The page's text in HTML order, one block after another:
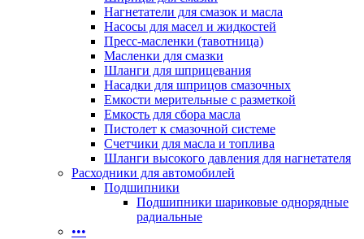
Нагнетатели для смазок и масла
Насосы для масел и жидкостей
Пресс-масленки (тавотница)
Масленки для смазки
Шланги для шприцевания
Насадки для шприцов смазочных
Емкости мерительные с разметкой
Емкость для сбора масла
Пистолет к смазочной системе
Счетчики для масла и топлива
Шланги высокого давления для нагнетателя
Расходники для автомобилей
Подшипники
Подшипники шариковые однорядные
радиальные
•••